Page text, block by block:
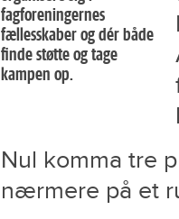
fagforeningernes
fællesskaber og dér både
finde støtte og tage
kampen op.
Nul komma tre
nærmere på et